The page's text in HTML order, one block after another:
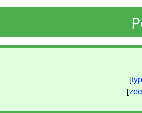
[
[